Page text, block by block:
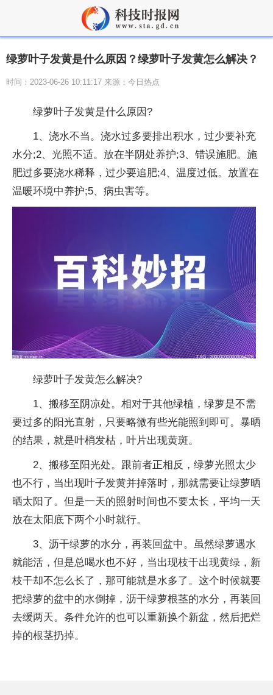
绿萝叶子发黄是什么原因？绿萝叶子发黄怎么解决？
时间：2023-06-26 10:11:17 来源：今日热点
绿萝叶子发黄是什么原因?
1、浇水不当。浇水过多要排出积水，过少要补充
水分;2、光照不适。放在半阴处养护;3、错误施肥。施
肥过多要浇水稀释，过少要追肥;4、温度过低。放置在
温暖环境中养护;5、病虫害等。
绿萝叶子发黄怎么解决?
1、搬移至阴凉处。相对于其他绿植，绿萝是不需
要过多的阳光直射，只要略微有些光能照到即可。暴晒
的结果，就是叶梢发枯，叶片出现黄斑。
2、搬移至阳光处。跟前者正相反，绿萝光照太少
也不行，当出现叶子发黄并掉落时，那就需要让绿萝晒
晒太阳了。但是一天的照射时间也不要太长， 平均一天
放在太阳底下两个小时就行。
3、沥干绿萝的水分，再装回盆中。虽然绿萝遇水
就能活，但是总喝水也不好，当出现枝干出现黄绿，新
枝干却不怎么长了，那可能就是水多了。这个时候就要
把绿萝的盆中的水倒掉，沥干绿萝根茎的水分，再装回
去缓两天。条件允许的也可以重新换个新盆，然后把烂
掉的根茎扔掉。